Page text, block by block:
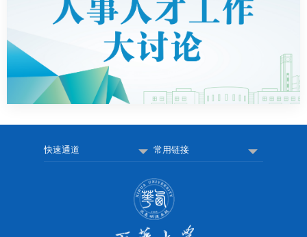
快速通道 常用链接